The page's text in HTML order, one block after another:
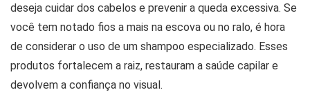
deseja cuidar dos cabelos e prevenir a queda excessiva. Se
você tem notado fios a mais na escova ou no ralo, é hora
de considerar o uso de um shampoo especializado. Esses
produtos fortalecem a raiz, restauram a saúde capilar e
devolvem a confiança no visual.